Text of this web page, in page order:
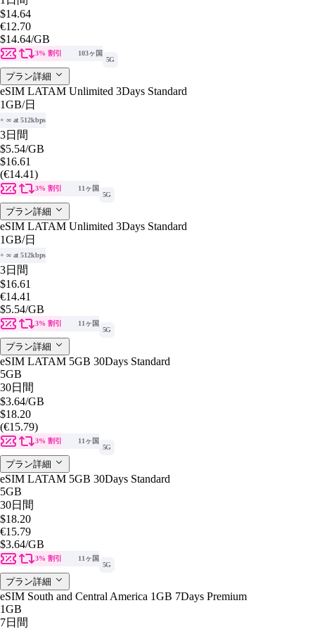
$14.64
€12.70
$14.64/GB
3% 割引
103ヶ国
5G
プラン詳細
eSIM LATAM Unlimited 3Days Standard
1GB/日
+ ∞ at 512kbps
3日間
$5.54/GB
$16.61
(€14.41)
3% 割引
11ヶ国
5G
プラン詳細
eSIM LATAM Unlimited 3Days Standard
1GB/日
+ ∞ at 512kbps
3日間
$16.61
€14.41
$5.54/GB
3% 割引
11ヶ国
5G
プラン詳細
eSIM LATAM 5GB 30Days Standard
5GB
30日間
$3.64/GB
$18.20
(€15.79)
3% 割引
11ヶ国
5G
プラン詳細
eSIM LATAM 5GB 30Days Standard
5GB
30日間
$18.20
€15.79
$3.64/GB
3% 割引
11ヶ国
5G
プラン詳細
eSIM South and Central America 1GB 7Days Premium
1GB
7日間